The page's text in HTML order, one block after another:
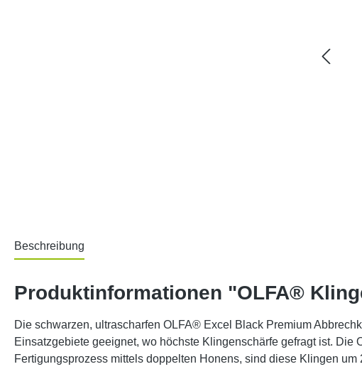
Beschreibung
Produktinformationen "OLFA®
Die schwarzen, ultrascharfen OLFA® Excel Black Premium
Einsatzgebiete geeignet, wo höchste Klingenschärfe gefragt ist.
Fertigungsprozess mittels doppelten Honens, sind diese Klingen